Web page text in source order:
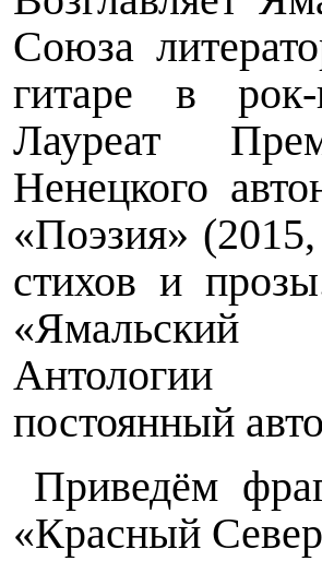
Союза
гитаре в рок-
Лауреат П
Ненецкого
«Поэзия»
стихов и
«Ямальский
Антологии
постоянный
Приведём
«Красный